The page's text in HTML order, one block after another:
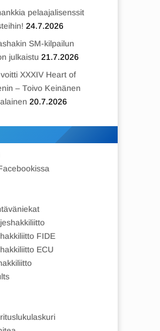
pelaajalisenssit
24.7.2026
SM-kilpailun
julkaistu 21.7.2026
XXXIV Heart of
– Toivo Keinänen
20.7.2026
FIDE
ECU